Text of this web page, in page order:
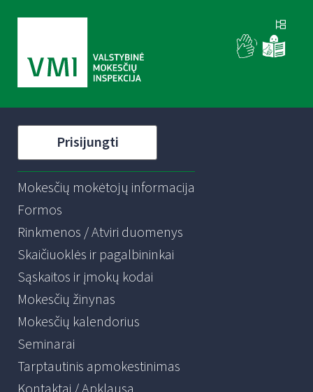
Prisijungti
Mokesčių mokėtojų informacija
Formos
Rinkmenos / Atviri duomenys
Skaičiuoklės ir pagalbininkai
Sąskaitos ir įmokų kodai
Mokesčių žinynas
Mokesčių kalendorius
Seminarai
Tarptautinis apmokestinimas